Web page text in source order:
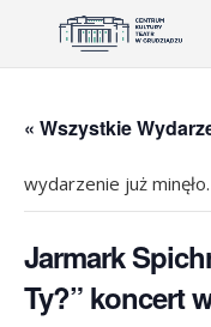
« Wszystkie
wydarzenie już minęło.
Jarmark
Ty?” koncert